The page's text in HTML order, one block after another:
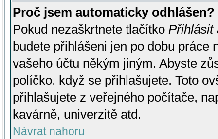
Proč jsem automaticky odhlášen?
Pokud nezaškrtnete tlačítko Přihlásit
budete přihlášeni jen po dobu práce
vašeho účtu někým jiným. Abyste
políčko, když se přihlašujete. Toto
přihlašujete z veřejného počítače,
kavárně, univerzitě atd.
Návrat nahoru